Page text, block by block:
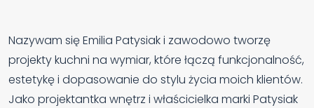
Nazywam się Emilia Patysiak i zawodowo tworzę
projekty kuchni na wymiar, które łączą funkcjonalność,
estetykę i dopasowanie do stylu życia moich klientów.
Jako projektantka wnętrz i właścicielka marki Patysiak